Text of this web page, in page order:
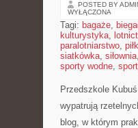
POSTED BY
WYŁĄCZONA
Tagi: bagaże,
kulturystyka,
paralotniarstwo,
siatkówka, siłownia,
sporty wodne,
Przedszkole Kubuś
wypatrują
blog, w którym